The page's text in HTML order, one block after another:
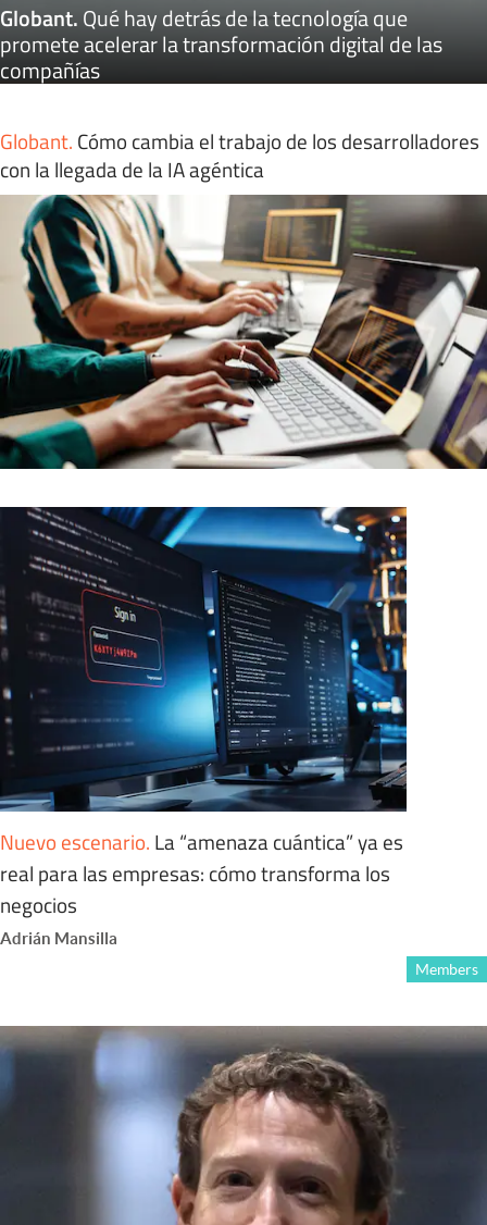
Globant.Qué hay detrás de la tecnología que
promete acelerar la transformación digital de las
compañías
Globant. Cómo cambia el trabajo de los desarrolladores
con la llegada de la IA agéntica
Nuevo escenario. La “amenaza cuántica” ya es
real para las empresas: cómo transforma los
negocios
Adrián Mansilla
Members